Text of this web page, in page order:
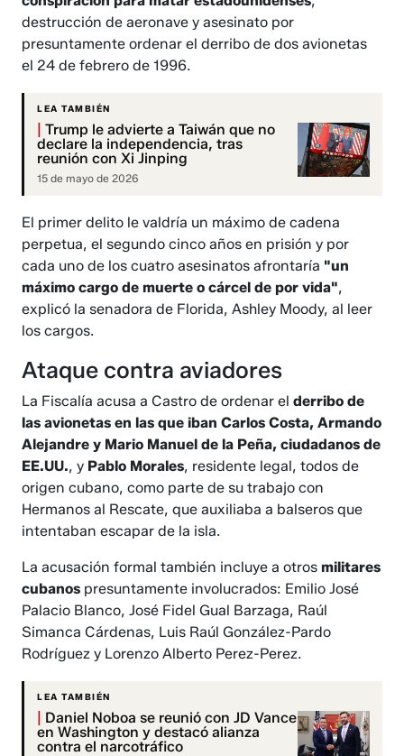
destrucción de aeronave y asesinato por
presuntamente ordenar el derribo de dos avionetas
el 24 de febrero de 1996.
LEA TAMBIÉN
Trump le advierte a Taiwán que no
declare la independencia, tras
reunión con Xi Jinping
15 de mayo de 2026
El primer delito le valdría un máximo de cadena
perpetua, el segundo cinco años en prisión y por
cada uno de los cuatro asesinatos afrontaría "un
máximo cargo de muerte o cárcel de por vida",
explicó la senadora de Florida, Ashley Moody, al leer
los cargos.
Ataque contra aviadores
La Fiscalía acusa a Castro de ordenar elderribo de
las avionetas en las que iban Carlos Costa, Armando
Alejandre y Mario Manuel de la Peña, ciudadanos de
EE.UU., y Pablo Morales, residente legal, todos de
origen cubano, como parte de su trabajo con
Hermanos al Rescate, que auxiliaba a balseros que
intentaban escapar de la isla.
La acusación formal también incluye a otrosmilitares
cubanos presuntamente involucrados: Emilio José
Palacio Blanco, José Fidel Gual Barzaga, Raúl
Simanca Cárdenas, Luis Raúl González-Pardo
Rodríguez y Lorenzo Alberto Perez-Perez.
LEA TAMBIÉN
Daniel Noboa se reunió con JD Vance
en Washington y destacó alianza
contra el narcotráfico